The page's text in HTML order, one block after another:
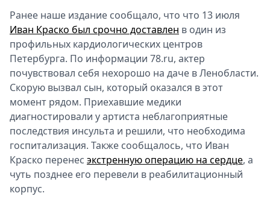
Ранее наше издание сообщало, что что 13 июля
Иван Краско был срочно доставлен в один из
профильных кардиологических центров
Петербурга. По информации 78.ru, актер
почувствовал себя нехорошо на даче в Ленобласти.
Скорую вызвал сын, который оказался в этот
момент рядом. Приехавшие медики
диагностировали у артиста неблагоприятные
последствия инсульта и решили, что необходима
госпитализация. Также сообщалось, что Иван
Краско перенес экстренную операцию на сердце, а
чуть позднее его перевели в реабилитационный
корпус.